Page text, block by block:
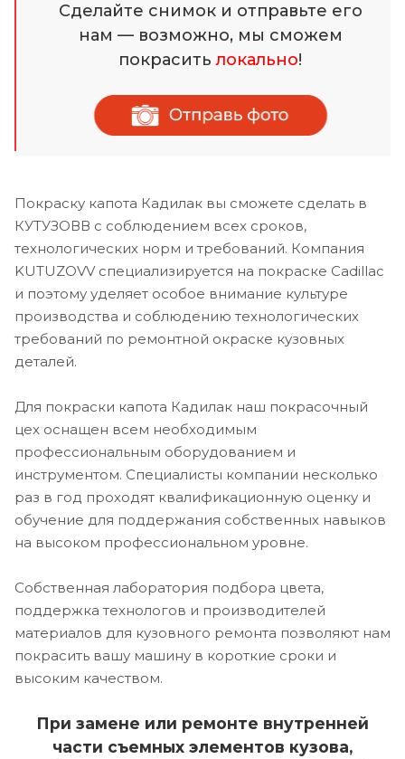
Сделайте снимок и отправьте его
нам — возможно, мы сможем
покраситьлокально!
Покраску капота Кадилак вы сможете сделать в
КУТУЗОВВ с соблюдением всех сроков,
технологических норм и требований. Компания
KUTUZOVV специализируется на покраске Cadillac
и поэтому уделяет особое внимание культуре
производства и соблюдению технологических
требований по ремонтной окраске кузовных
деталей.
Для покраски капота Кадилак наш покрасочный
цех оснащен всем необходимым
профессиональным оборудованием и
инструментом. Специалисты компании несколько
раз в год проходят квалификационную оценку и
обучение для поддержания собственных навыков
на высоком профессиональном уровне.
Собственная лаборатория подбора цвета,
поддержка технологов и производителей
материалов для кузовного ремонта позволяют нам
покрасить вашу машину в короткие сроки и
высоким качеством.
При замене или ремонте внутренней
части съемных элементов кузова,